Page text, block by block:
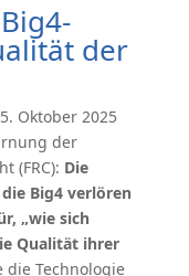
der
Oktober 2025
der
(FRC): Die
Big4 verlören
„wie sich
Qualität ihrer
die Technologie